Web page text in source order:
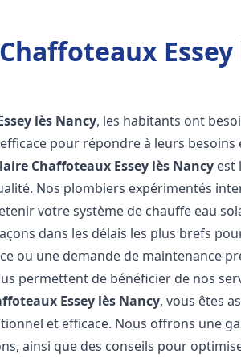
Essey
lès Nancy, les habitants ont
pour répondre à leurs besoins
Chaffoteaux Essey lès Nancy est
Nos plombiers expérimentés
votre système de chauffe eau
dans les délais les plus brefs
ou une demande de maintenance
permettent de bénéficier de nos
Essey lès Nancy, vous êtes
et efficace. Nous offrons une
ainsi que des conseils pour